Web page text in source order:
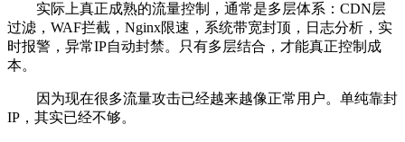
实际上真正成熟的流量控制，通常是多层体系：CDN层
过滤，WAF拦截，Nginx限速，系统带宽封顶，日志分析，实
时报警，异常IP自动封禁。只有多层结合，才能真正控制成
本。
因为现在很多流量攻击已经越来越像正常用户。单纯靠封
IP，其实已经不够。